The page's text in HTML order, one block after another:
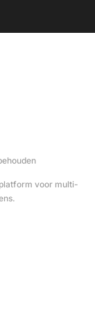
voor multi-